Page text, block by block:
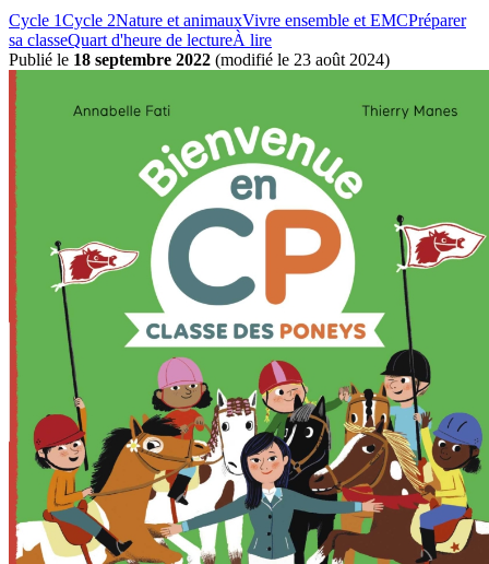
Cycle 1Cycle 2Nature et animauxVivre ensemble et EMCPréparer
sa classeQuart d'heure de lectureÀ lire
Publié le 18 septembre 2022 (modifié le 23 août 2024)